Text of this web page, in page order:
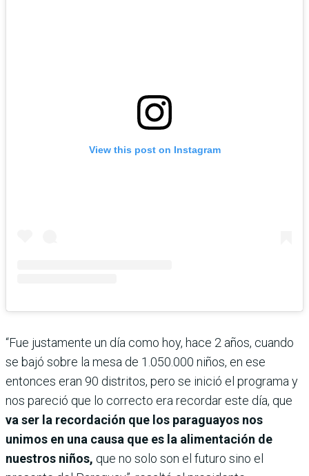
View this post on Instagram
“Fue justamente un día como hoy, hace 2 años, cuando
se bajó sobre la mesa de 1.050.000 niños, en ese
entonces eran 90 distritos, pero se inició el programa y
nos pareció que lo correcto era recordar este día, que
va ser la recordación que los paraguayos nos
unimos en una causa que es la alimentación de
nuestros niños, que no solo son el futuro sino el